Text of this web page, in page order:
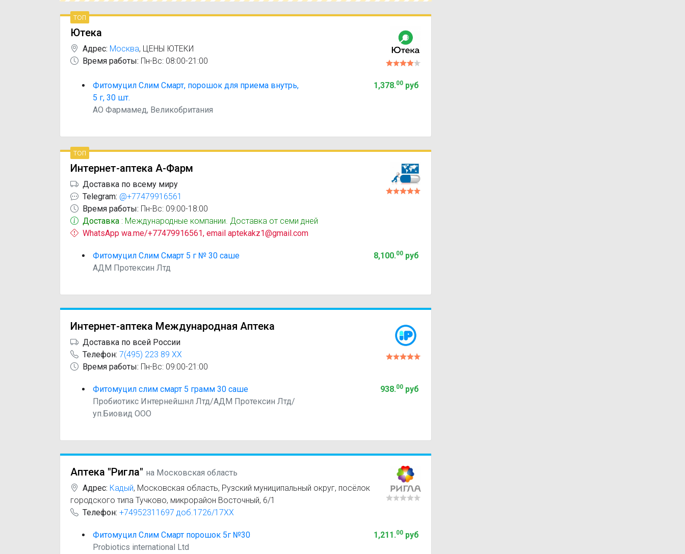
топ
Ютека
Адрес: Москва, ЦЕНЫ ЮТЕКИ
Время работы: Пн-Вс: 08:00-21:00
Фитомуцил Слим Смарт, порошок для приема внутрь,
5 г, 30 шт.
АО Фармамед, Великобритания
1,378.00руб
топ
Интернет-аптека А-Фарм
Доставка по всему миру
Telegram: @+77479916561
Время работы: Пн-Вс: 09:00-18:00
Доставка : Международные компании. Доставка от семи дней
WhatsApp wa.me/+77479916561, email aptekakz1@gmail.com
Фитомуцил Слим Смарт 5 г № 30 саше
АДМ Протексин Лтд
8,100.00руб
Интернет-аптека Международная Аптека
Доставка по всей России
Телефон: 7(495) 223 89 XX
Время работы: Пн-Вс: 09:00-21:00
Фитомуцил слим смарт 5 грамм 30 саше
Пробиотикс Интернейшнл Лтд/АДМ Протексин Лтд/
уп.Биовид ООО
938.00руб
Аптека "Ригла" на Московская область
Адрес: Кадый, Московская область, Рузский муниципальный округ, посёлок
городского типа Тучково, микрорайон Восточный, 6/1
Телефон: +74952311697 доб.1726/17XX
Фитомуцил Слим Смарт порошок 5г №30
Probiotics international Ltd
1,211.00руб